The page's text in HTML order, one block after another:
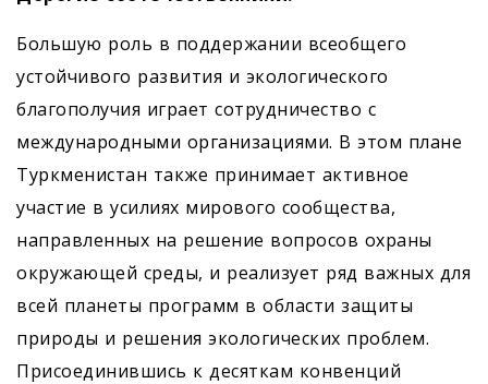
Большую роль в поддержании всеобщего
устойчивого развития и экологического
благополучия играет сотрудничество с
международными организациями. В этом плане
Туркменистан также принимает активное
участие в усилиях мирового сообщества,
направленных на решение вопросов охраны
окружающей среды, и реа­лизует ряд важных для
всей планеты программ в области защиты
природы и решения экологических проблем.
Присоединившись к десяткам конвенций